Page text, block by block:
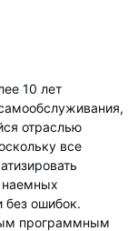
10 лет
отраслью
все
наемных
без ошибок.
программным